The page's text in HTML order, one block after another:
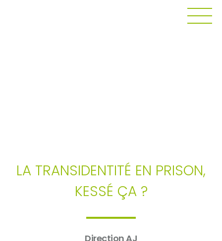
LA TRANSIDENTITÉ EN PRISON,
KESSÉ ÇA ?
Direction AJ